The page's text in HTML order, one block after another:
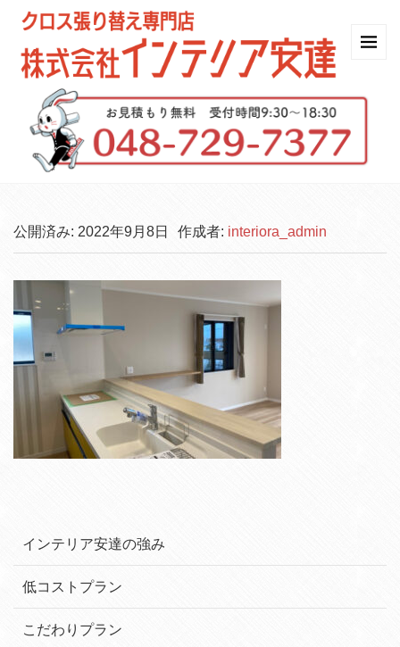
公開済み: 2022年9月8日 作成者: interiora_admin
インテリア安達の強み
低コストプラン
こだわりプラン